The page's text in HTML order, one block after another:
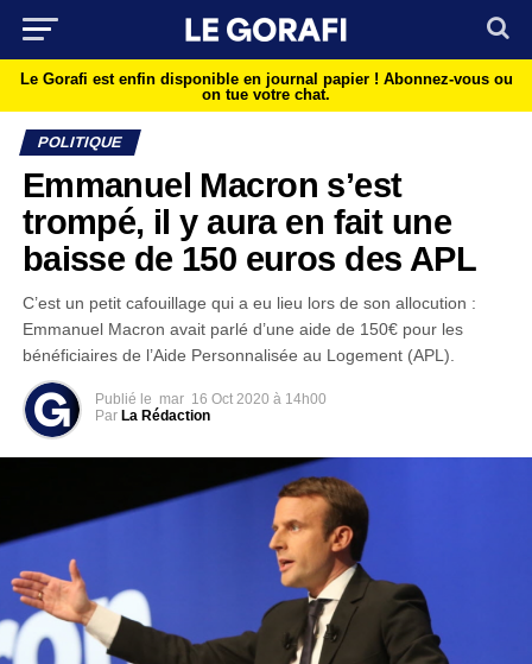
Le Gorafi est enfin disponible en journal papier ! Abonnez-vous ou
on tue votre chat.
POLITIQUE
Emmanuel Macron s’est
trompé, il y aura en fait une
baisse de 150 euros des APL
C’est un petit cafouillage qui a eu lieu lors de son allocution :
Emmanuel Macron avait parlé d’une aide de 150€ pour les
bénéficiaires de l’Aide Personnalisée au Logement (APL).
Publié le mar 16 Oct 2020 à 14h00
Par La Rédaction